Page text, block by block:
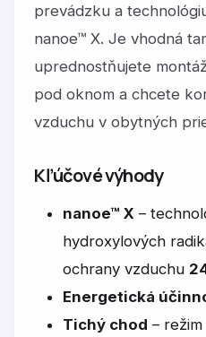
prevádzku a
nanoe™ X. Je vhodná
uprednostňujete
pod oknom a chcete
vzduchu v obytných
Kľúčové výhody
nanoe™ X –
hydroxylových
ochrany vzduchu
Energetická
Tichý chod –